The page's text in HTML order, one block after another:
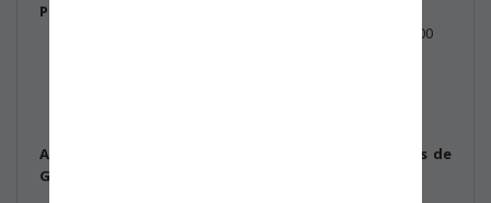
Para:
Organizaciones certificadas en la norma ISO 28000
Asunto:
Enmienda a las normas ISO de Sistemas de
Gestión: Cambio Climático